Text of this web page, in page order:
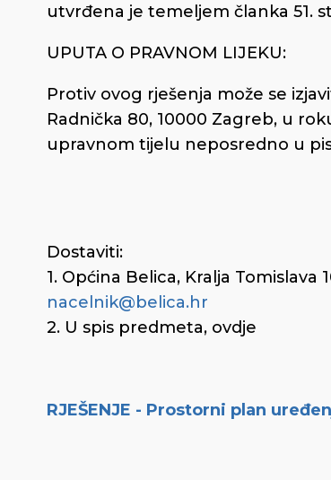
utvrđena je temeljem članka 51.
UPUTA O PRAVNOM LIJEKU:
Protiv ovog rješenja može se
Radnička 80, 10000 Zagreb, u
upravnom tijelu neposredno u
Dostaviti:
1. Općina Belica, Kralja
nacelnik@belica.hr
2. U spis predmeta, ovdje
RJEŠENJE - Prostorni plan